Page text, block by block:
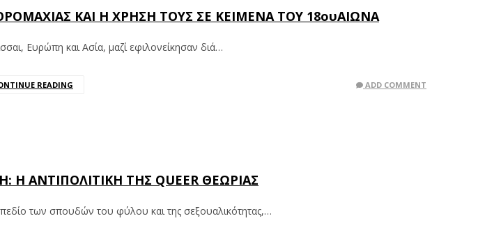
ΚΑΙ Η ΧΡΗΣΗ ΤΟΥΣ ΣΕ ΚΕΙΜΕΝΑ ΤΟΥ 18ουΑΙΩΝΑ
Ευρώπη και Ασία, μαζί εφιλονείκησαν διά…
READING ADD COMMENT
ΑΝΤΙΠΟΛΙΤΙΚΗ ΤΗΣ QUEER ΘΕΩΡΙΑΣ
των σπουδών του φύλου και της σεξουαλικότητας,…